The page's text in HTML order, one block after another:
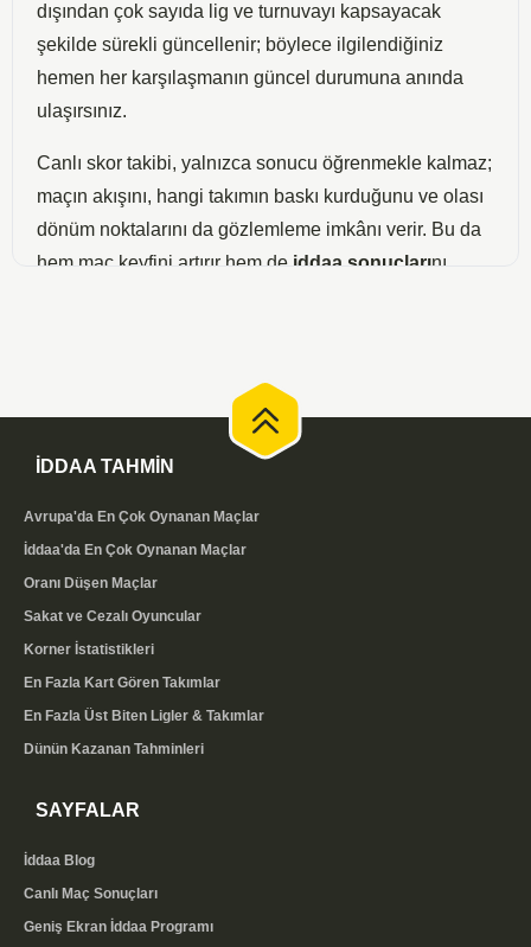
dışından çok sayıda lig ve turnuvayı kapsayacak
şekilde sürekli güncellenir; böylece ilgilendiğiniz
hemen her karşılaşmanın güncel durumuna anında
ulaşırsınız.
Canlı skor takibi, yalnızca sonucu öğrenmekle kalmaz;
maçın akışını, hangi takımın baskı kurduğunu ve olası
dönüm noktalarını da gözlemleme imkânı verir. Bu da
hem maç keyfini artırır hem de iddaa sonuçlarını
mobil cihazlarda akıcı bir takip deneyimi sağlar.
Bu skorları kendi sitenizde de yayınlamak isterseniz,
Kodu kopyalayıp sitenize yapıştırmanız yeterlidir;
skorlar bizim tarafımızda güncellendiği için ayrıca bir
işlem yapmanız gerekmez.
Canlı Skor Takibinin Avantajları
Anlık skor takibi, hem maç keyfi hem de bilinçli
değerlendirme açısından önemli avantajlar sunar.
Canlı maç sonuçları ekranıyla:
takip edebilirsiniz
Lig ve tarih filtreleriyle istediğiniz karşılaşmaya hızlıca
ulaşırsınız
İDDAA TAHMİN
Avrupa'da En Çok Oynanan Maçlar
İddaa'da En Çok Oynanan Maçlar
Oranı Düşen Maçlar
Sakat ve Cezalı Oyuncular
Korner İstatistikleri
En Fazla Kart Gören Takımlar
En Fazla Üst Biten Ligler & Takımlar
Dünün Kazanan Tahminleri
SAYFALAR
İddaa Blog
Canlı Maç Sonuçları
Geniş Ekran İddaa Programı